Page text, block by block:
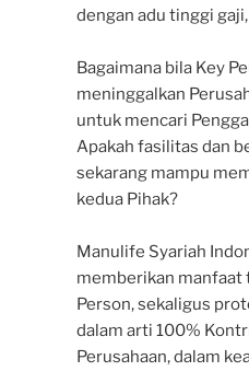
dengan adu tinggi
Bagaimana bila Key
meninggalkan
untuk mencari
Apakah fasilitas dan
sekarang mampu
kedua Pihak?
Manulife Syariah
memberikan manfaat
Person, sekaligus
dalam arti 100%
Perusahaan, dalam